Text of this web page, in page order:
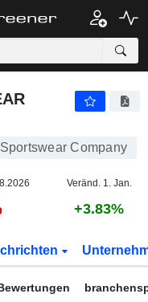
Company
Veränd. 1. Jan.
+3.83%